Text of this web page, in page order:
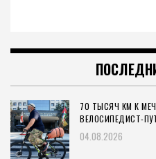
70 ТЫСЯЧ КМ К
ВЕЛОСИПЕДИСТ-
04.08.2026